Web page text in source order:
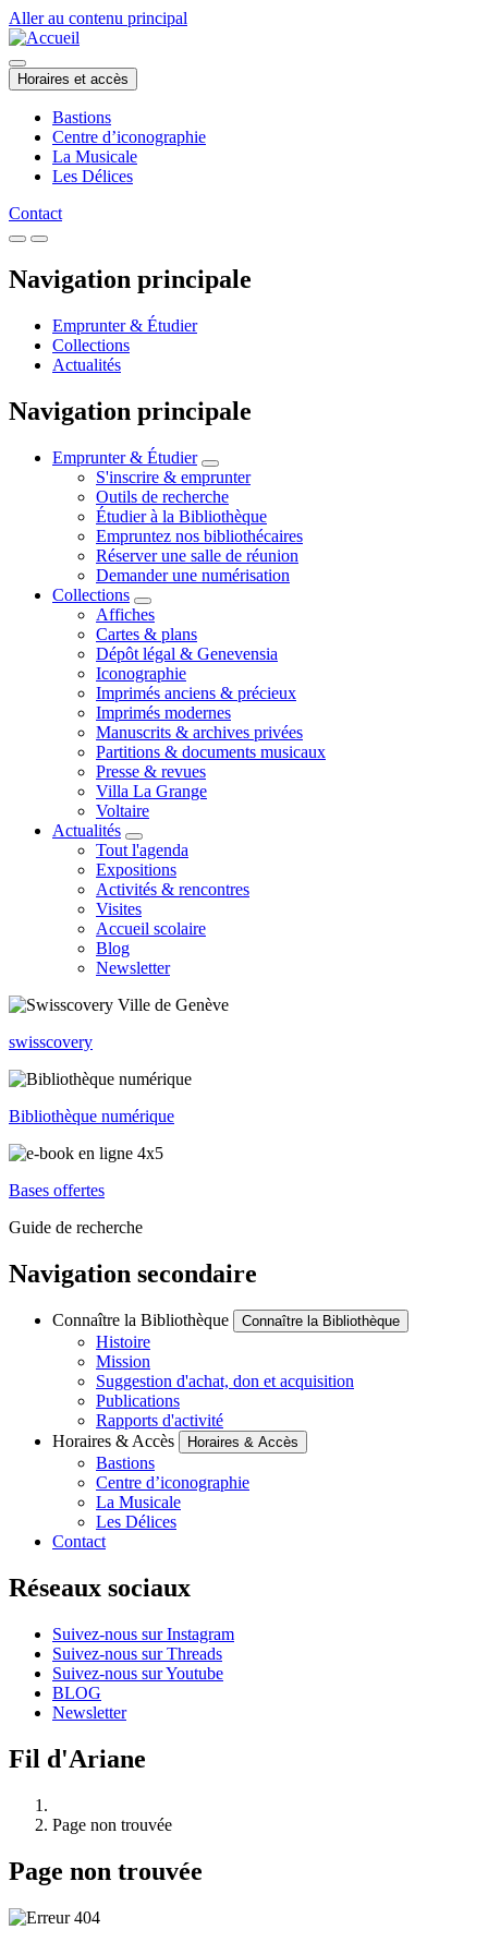
Aller au contenu principal
Horaires et accès
Bastions
Centre d’iconographie
La Musicale
Les Délices
Contact
Navigation principale
Emprunter & Étudier
Collections
Actualités
Navigation principale
Emprunter & Étudier
S'inscrire & emprunter
Outils de recherche
Étudier à la Bibliothèque
Empruntez nos bibliothécaires
Réserver une salle de réunion
Demander une numérisation
Collections
Affiches
Cartes & plans
Dépôt légal & Genevensia
Iconographie
Imprimés anciens & précieux
Imprimés modernes
Manuscrits & archives privées
Partitions & documents musicaux
Presse & revues
Villa La Grange
Voltaire
Actualités
Tout l'agenda
Expositions
Activités & rencontres
Visites
Accueil scolaire
Blog
Newsletter
swisscovery
Bibliothèque numérique
Bases offertes
Guide de recherche
Navigation secondaire
Connaître la Bibliothèque Connaître la Bibliothèque
Histoire
Mission
Suggestion d'achat, don et acquisition
Publications
Rapports d'activité
Horaires & Accès
Horaires & Accès
Bastions
Centre d’iconographie
La Musicale
Les Délices
Contact
Réseaux sociaux
Suivez-nous sur Instagram
Suivez-nous sur Threads
Suivez-nous sur Youtube
BLOG
Newsletter
Fil d'Ariane
Page non trouvée
Page non trouvée